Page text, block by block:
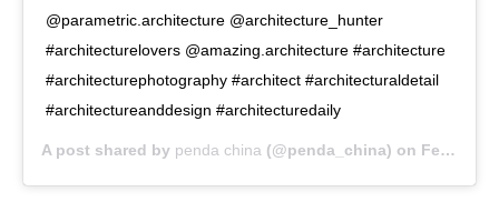
@parametric.architecture @architecture_hunter
#architecturelovers @amazing.architecture #architecture
#architecturephotography #architect #architecturaldetail
#architectureanddesign #architecturedaily
A post shared by penda china (@penda_china) on Feb 19, 2020 at 6:15am PST